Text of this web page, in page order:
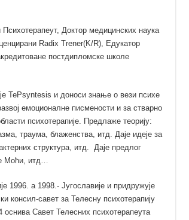
Доктор медицинских наука
Radix Trener(K/R), Едукатор
постдипломске школе
TePsyntesis и доноси знање о вези психе
емоционалне писмености и за стварно
психотерапије. Предлаже теорију:
траума, блаженства, итд. Даје идеје за
структура, итд. Даје предлог
Моћи, итд…
1996. а 1998.- Југославије и придружује
савет за Телесну психотерапију
Савет Телесних психотерапеута